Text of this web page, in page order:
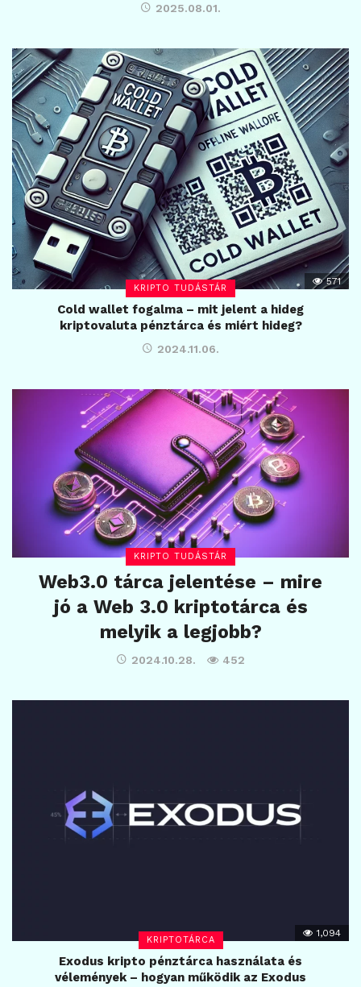
2025.08.01.
KRIPTO TUDÁSTÁR
571
Cold wallet fogalma – mit jelent a hideg
kriptovaluta pénztárca és miért hideg?
2024.11.06.
KRIPTO TUDÁSTÁR
Web3.0 tárca jelentése – mire
jó a Web 3.0 kriptotárca és
melyik a legjobb?
2024.10.28. 452
KRIPTOTÁRCA
1,094
Exodus kripto pénztárca használata és
vélemények – hogyan működik az Exodus